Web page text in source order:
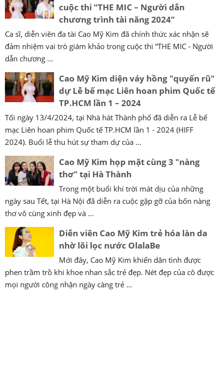
cuộc thi “THE MIC – Người dẫn
chương trình tài năng 2024”
Ca sĩ, diễn viên đa tài Cao Mỹ Kim đã chính thức xác nhận sẽ
đảm nhiệm vai trò giám khảo trong cuộc thi “THE MIC - Người
dẫn chương ...
Cao Mỹ Kim diện váy hồng "quyến rũ"
dự Lễ bế mạc Liên hoan phim Quốc tế
TP.HCM lần 1 – 2024
Tối ngày 13/4/2024, tại Nhà hát Thành phố đã diễn ra Lễ bế
mạc Liên hoan phim Quốc tế TP.HCM lần 1 - 2024 (HIFF
2024). Buổi lễ thu hút sự tham dự của ...
Cao Mỹ Kim họp mặt cùng 3 "nàng
thơ" tại Hà Thành
Trong một buổi khí trời mát dịu của những
ngày sau Tết, tại Hà Nội đã diễn ra cuộc gặp gỡ của bốn nàng
thơ vô cùng xinh đẹp và ...
Diễn viên Cao Mỹ Kim trẻ hóa làn da
nhờ lõi lọc nước OlalaBe
Mới đây, Cao Mỹ Kim khiến dân tình được
phen trầm trồ khi khoe nhan sắc trẻ đẹp. Nét đẹp của cô được
mọi người công nhận ngày càng trẻ ...